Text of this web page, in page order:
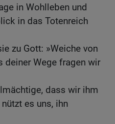
in Wohlleben und
in das Totenreich
zu Gott: »Weiche von
deiner Wege fragen wir
dass wir ihm
es uns, ihn